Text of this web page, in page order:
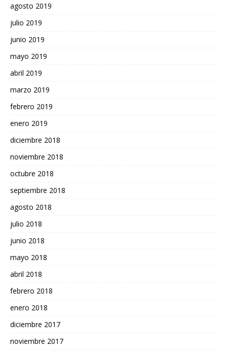
agosto 2019
julio 2019
junio 2019
mayo 2019
abril 2019
marzo 2019
febrero 2019
enero 2019
diciembre 2018
noviembre 2018
octubre 2018
septiembre 2018
agosto 2018
julio 2018
junio 2018
mayo 2018
abril 2018
febrero 2018
enero 2018
diciembre 2017
noviembre 2017